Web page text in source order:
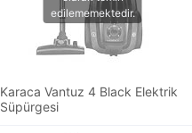
Karaca Vantuz 4 Black Elektrik
Süpürgesi